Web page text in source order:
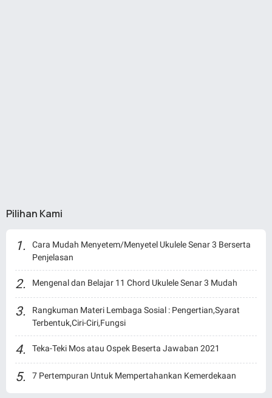
Pilihan Kami
Cara Mudah Menyetem/Menyetel Ukulele Senar 3 Berserta
Penjelasan
Mengenal dan Belajar 11 Chord Ukulele Senar 3 Mudah
Rangkuman Materi Lembaga Sosial : Pengertian,Syarat
Terbentuk,Ciri-Ciri,Fungsi
Teka-Teki Mos atau Ospek Beserta Jawaban 2021
7 Pertempuran Untuk Mempertahankan Kemerdekaan